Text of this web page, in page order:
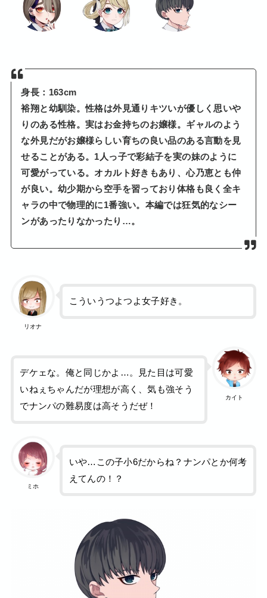
身長：163cm
裕翔と幼馴染。性格は外見通りキツいが優しく思いや
りのある性格。実はお金持ちのお嬢様。ギャルのよう
な外見だがお嬢様らしい育ちの良い品のある言動を見
せることがある。1人っ子で彩結子を実の妹のように
可愛がっている。オカルト好きもあり、心乃恵とも仲
が良い。幼少期から空手を習っており体格も良く全キ
ャラの中で物理的に1番強い。本編では狂気的なシー
ンがあったりなかったり…。
リオナ
こういうつよつよ女子好き。
カイト
デケェな。俺と同じかよ…。見た目は可愛
いねぇちゃんだが理想が高く、気も強そう
でナンパの難易度は高そうだぜ！
ミホ
いや…この子小6だからね？ナンパとか何考
えてんの！？